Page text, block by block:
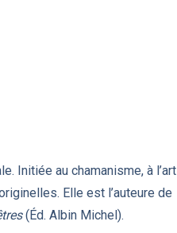
Initiée au chamanisme, à l’art
Elle est l’auteure de
(Éd. Albin Michel).